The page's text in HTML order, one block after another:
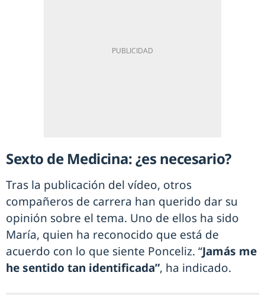
Sexto de Medicina: ¿es necesario?
Tras la publicación del vídeo, otros
compañeros de carrera han querido dar su
opinión sobre el tema. Uno de ellos ha sido
María, quien ha reconocido que está de
acuerdo con lo que siente Ponceliz. “Jamás me
he sentido tan identificada”, ha indicado.